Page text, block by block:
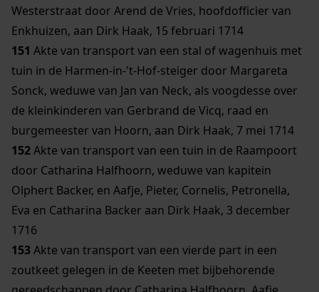
Westerstraat door Arend de Vries, hoofdofficier van
Enkhuizen, aan Dirk Haak, 15 februari 1714
151 Akte van transport van een stal of wagenhuis met
tuin in de Harmen-in-'t-Hof-steiger door Margareta
Sonck, weduwe van Jan van Neck, als voogdesse over
de kleinkinderen van Gerbrand de Vicq, raad en
burgemeester van Hoorn, aan Dirk Haak, 7 mei 1714
152Akte van transport van een tuin in de Raampoort
door Catharina Halfhoorn, weduwe van kapitein
Olphert Backer, en Aafje, Pieter, Cornelis, Petronella,
Eva en Catharina Backer aan Dirk Haak, 3 december
1716
153Akte van transport van een vierde part in een
zoutkeet gelegen in de Keeten met bijbehorende